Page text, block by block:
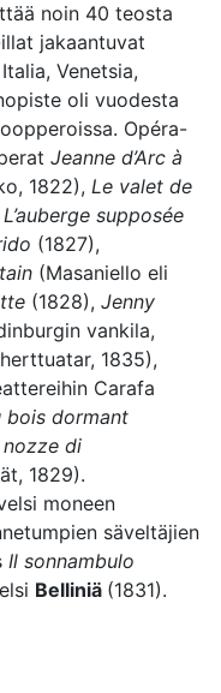
noin 40 teosta
jakaantuvat
Venetsia,
oli vuodesta
Opéra-
Jeanne d’Arc à
1822), Le valet de
L’auberge supposée
(1827),
(Masaniello eli
(1828), Jenny
vankila,
1835),
Carafa
bois dormant
nozze di
1829).
moneen
säveltäjien
Il sonnambulo
Belliniä (1831).